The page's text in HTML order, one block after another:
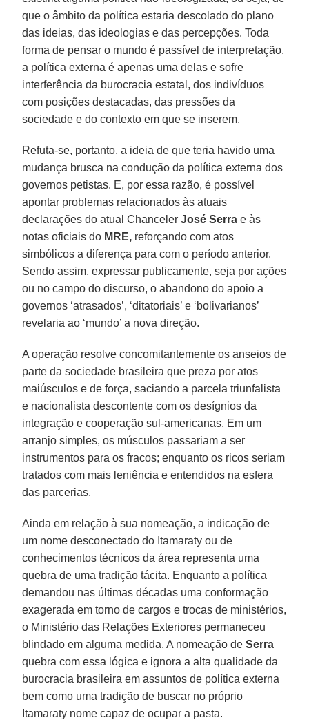
que o âmbito da política estaria descolado do plano
das ideias, das ideologias e das percepções. Toda
forma de pensar o mundo é passível de interpretação,
a política externa é apenas uma delas e sofre
interferência da burocracia estatal, dos indivíduos
com posições destacadas, das pressões da
sociedade e do contexto em que se inserem.
Refuta-se, portanto, a ideia de que teria havido uma
mudança brusca na condução da política externa dos
governos petistas. E, por essa razão, é possível
apontar problemas relacionados às atuais
declarações do atual ChancelerJosé Serra e às
notas oficiais do MRE, reforçando com atos
simbólicos a diferença para com o período anterior.
Sendo assim, expressar publicamente, seja por ações
ou no campo do discurso, o abandono do apoio a
governos ‘atrasados’, ‘ditatoriais’ e ‘bolivarianos’
revelaria ao ‘mundo’ a nova direção.
A operação resolve concomitantemente os anseios de
parte da sociedade brasileira que preza por atos
maiúsculos e de força, saciando a parcela triunfalista
e nacionalista descontente com os desígnios da
integração e cooperação sul-americanas. Em um
arranjo simples, os músculos passariam a ser
instrumentos para os fracos; enquanto os ricos seriam
tratados com mais leniência e entendidos na esfera
das parcerias.
Ainda em relação à sua nomeação, a indicação de
um nome desconectado do Itamaraty ou de
conhecimentos técnicos da área representa uma
quebra de uma tradição tácita. Enquanto a política
demandou nas últimas décadas uma conformação
exagerada em torno de cargos e trocas de ministérios,
o Ministério das Relações Exteriores permaneceu
blindado em alguma medida. A nomeação deSerra
quebra com essa lógica e ignora a alta qualidade da
burocracia brasileira em assuntos de política externa
bem como uma tradição de buscar no próprio
Itamaraty nome capaz de ocupar a pasta.